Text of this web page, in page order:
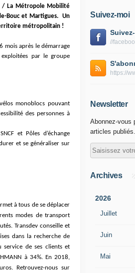
/ La Métropole Mobilité
Bouc et Martigues. Un
métropolitain !
mois après le démarrage
par le groupe
monoblocs pouvant
des personnes à
et Pôles d’échange
et se généraliser sur
à tous de se déplacer
modes de transport
Transdev conseille et
dans la recherche de
de ses clients et
à 34%. En 2018,
Retrouvez-nous sur
Suivez-moi
https://
Newsletter
Abonnez-vous
articles publiés.
Archives
2026
Juillet
Juin
Mai